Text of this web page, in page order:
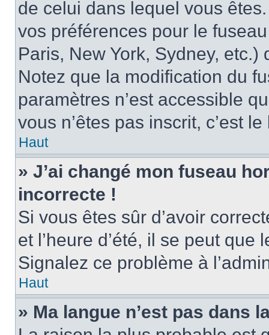
de celui dans lequel vous
vos préférences pour le
Paris, New York, Sydney, etc.)
Notez que la modification du
paramètres n’est accessible
vous n’êtes pas inscrit, c’est
Haut
» J’ai changé mon fuseau
incorrecte !
Si vous êtes sûr d’avoir
et l’heure d’été, il se peut que
Signalez ce problème à
Haut
» Ma langue n’est pas dans